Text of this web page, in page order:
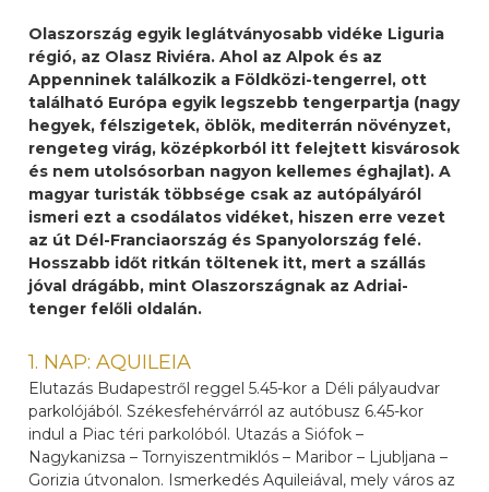
Olaszország egyik leglátványosabb vidéke Liguria
régió, az Olasz Riviéra. Ahol az Alpok és az
Appenninek találkozik a Földközi-tengerrel, ott
található Európa egyik legszebb tengerpartja (nagy
hegyek, félszigetek, öblök, mediterrán növényzet,
rengeteg virág, középkorból itt felejtett kisvárosok
és nem utolsósorban nagyon kellemes éghajlat). A
magyar turisták többsége csak az autópályáról
ismeri ezt a csodálatos vidéket, hiszen erre vezet
az út Dél-Franciaország és Spanyolország felé.
Hosszabb időt ritkán töltenek itt, mert a szállás
jóval drágább, mint Olaszországnak az Adriai-
tenger felőli oldalán.
1. NAP: AQUILEIA
Elutazás Budapestről reggel 5.45-kor a Déli pályaudvar
parkolójából. Székesfehérvárról az autóbusz 6.45-kor
indul a Piac téri parkolóból. Utazás a Siófok –
Nagykanizsa – Tornyiszentmiklós – Maribor – Ljubljana –
Gorizia útvonalon. Ismerkedés Aquileiával, mely város az